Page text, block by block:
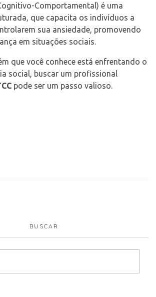
Comportamental) é uma
que capacita os indivíduos a
sua ansiedade, promovendo
em situações sociais.
que você conhece está enfrentando o
social, buscar um profissional
pode ser um passo valioso.
BUSCAR